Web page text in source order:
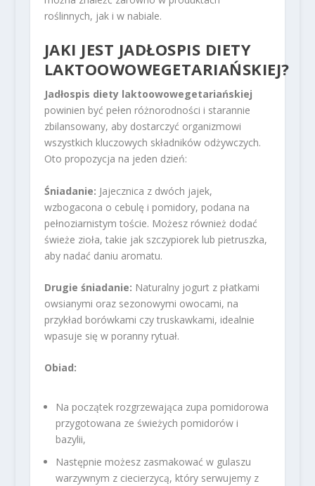
roślinnych, jak i w nabiale.
JAKI JEST JADŁOSPIS DIETY
LAKTOOWOWEGETARIAŃSKIEJ?
Jadłospis diety laktoowowegetariańskiej
powinien być pełen różnorodności i starannie
zbilansowany, aby dostarczyć organizmowi
wszystkich kluczowych składników odżywczych.
Oto propozycja na jeden dzień:
Śniadanie: Jajecznica z dwóch jajek,
wzbogacona o cebulę i pomidory, podana na
pełnoziarnistym toście. Możesz również dodać
świeże zioła, takie jak szczypiorek lub pietruszka,
aby nadać daniu aromatu.
Drugie śniadanie: Naturalny jogurt z płatkami
owsianymi oraz sezonowymi owocami, na
przykład borówkami czy truskawkami, idealnie
wpasuje się w poranny rytuał.
Obiad:
Na początek rozgrzewająca zupa pomidorowa
przygotowana ze świeżych pomidorów i
bazylii,
Następnie możesz zasmakować w gulaszu
warzywnym z ciecierzycą, który serwujemy z